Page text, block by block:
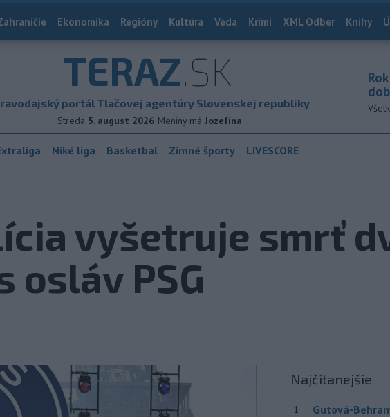
Ekonomika Regióny Kultúra Veda Krimi XML Odber Knihy
TERAZ.SK
portál Tlačovej agentúry Slovenskej republiky
Streda 5. august 2026 Meniny má Jozefína
Rok
Niké liga Basketbal Zimné športy LIVESCORE
vyšetruje smrť
osláv PSG
Najčítanejšie
1
Gutová-